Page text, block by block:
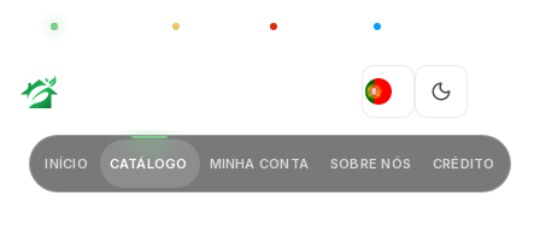
CHINA
PT
INÍCIO CATÁLOGO MINHA CONTA SOBRE NÓS CRÉDITO